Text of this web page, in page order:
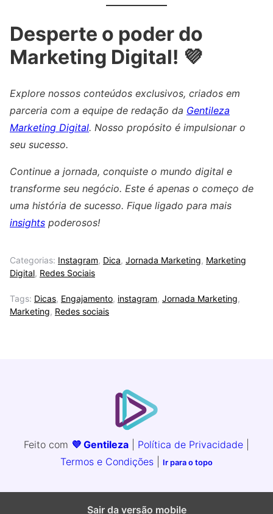
Desperte o poder do
Marketing Digital! 💜
Explore nossos conteúdos exclusivos, criados em
parceria com a equipe de redação da Gentileza
Marketing Digital. Nosso propósito é impulsionar o
seu sucesso.
Continue a jornada, conquiste o mundo digital e
transforme seu negócio. Este é apenas o começo de
uma história de sucesso. Fique ligado para mais
insights poderosos!
Categorias: Instagram, Dica, Jornada Marketing, Marketing
Digital, Redes Sociais
Tags: Dicas, Engajamento, instagram, Jornada Marketing,
Marketing, Redes sociais
Feito com 💜 Gentileza Política de Privacidade
Termos e Condições
Ir para o topo
Sair da versão mobile